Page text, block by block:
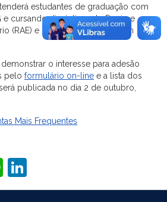
estudantes de graduação com
e cursando disciplinas do Regime
(RAE) e de Pós-graduação, sem
o interesse para adesão
pelo formulário on-line e a lista dos
publicada no dia 2 de outubro,
Mais Frequentes
WhatsApp